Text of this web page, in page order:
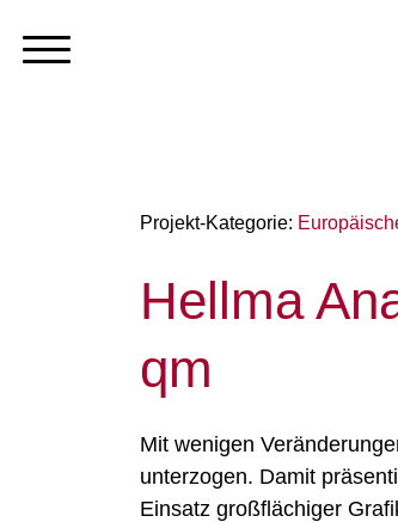
Projekt-Kategorie:
Hellma
qm
Mit wenigen
unterzogen. Damit
Einsatz großflächiger